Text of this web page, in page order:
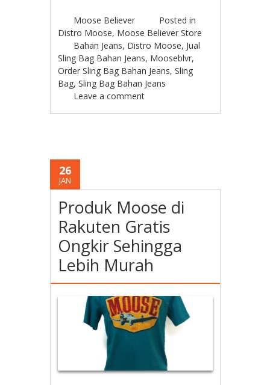
Moose Believer
Posted in
Distro Moose, Moose Believer Store
Bahan Jeans, Distro Moose, Jual
Sling Bag Bahan Jeans, Mooseblvr,
Order Sling Bag Bahan Jeans,Sling
Bag,Sling Bag Bahan Jeans
Leave a comment
26
JAN
Produk Moose di
Rakuten Gratis
Ongkir Sehingga
Lebih Murah